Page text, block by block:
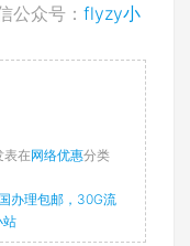
公众号： flyzy小
表在网络优惠分类
办理包邮，30G流
站